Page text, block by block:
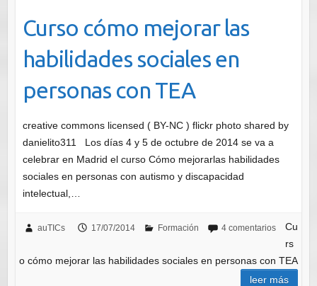
Curso cómo mejorar las
habilidades sociales en
personas con TEA
creative commons licensed ( BY-NC ) flickr photo shared by
danielito311 Los días 4 y 5 de octubre de 2014 se va a
celebrar en Madrid el curso Cómo mejorarlas habilidades
sociales en personas con autismo y discapacidad
intelectual,…
auTICs 17/07/2014 Formación 4 comentarios
Cu
rs
o cómo mejorar las habilidades sociales en personas con TEA
leer más